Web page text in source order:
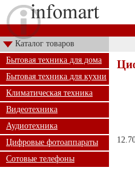
Каталог товаров
Бытовая техника для дома
Бытовая техника для кухни
Климатическая техника
Видеотехника
Аудиотехника
Цифровые фотоаппараты
Сотовые телефоны